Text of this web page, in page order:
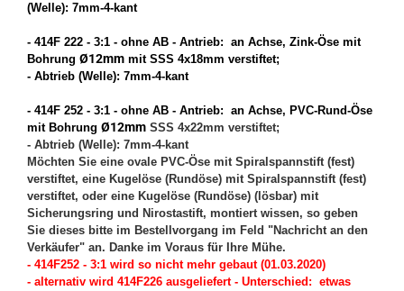
(Welle): 7mm-4-kant
- 414F 222 - 3:1 - ohne AB - Antrieb: an Achse, Zink-Öse mit
Bohrung Ø12mm mit SSS 4x18mm verstiftet;
- Abtrieb (Welle): 7mm-4-kant
- 414F 252 - 3:1 - ohne AB - Antrieb: an Achse, PVC-Rund-Öse
mit Bohrung Ø12mm SSS 4x22mm verstiftet;
- Abtrieb (Welle): 7mm-4-kant
Möchten Sie eine ovale PVC-Öse mit Spiralspannstift (fest)
verstiftet, eine Kugelöse (Rundöse) mit Spiralspannstift (fest)
verstiftet, oder eine Kugelöse (Rundöse) (lösbar) mit
Sicherungsring und Nirostastift, montiert wissen, so geben
Sie dieses bitte im Bestellvorgang im Feld "Nachricht an den
Verkäufer" an. Danke im Voraus für Ihre Mühe.
- 414F252 - 3:1 wird so nicht mehr gebaut (01.03.2020)
- alternativ wird 414F226 ausgeliefert - Unterschied: etwas